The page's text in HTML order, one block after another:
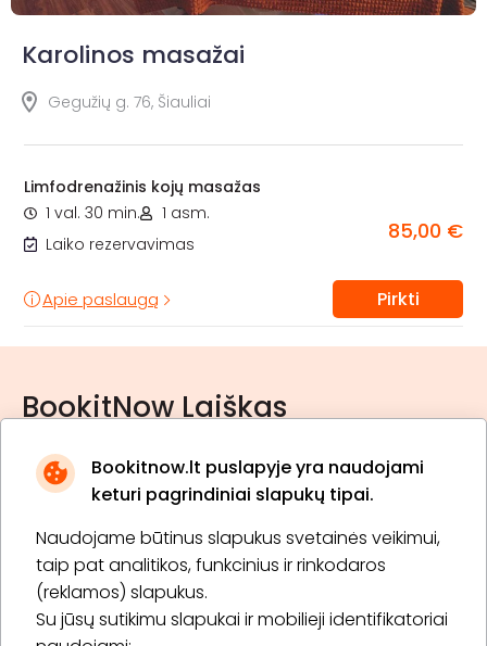
Bookitnow.lt puslapyje yra naudojami
keturi pagrindiniai slapukų tipai.
Naudojame būtinus slapukus svetainės veikimui,
taip pat analitikos, funkcinius ir rinkodaros
(reklamos) slapukus.
Su jūsų sutikimu slapukai ir mobilieji identifikatoriai
Karolinos masažai
Gegužių g. 76, Šiauliai
Limfodrenažinis kojų masažas
1 val. 30 min.
1 asm.
Laiko rezervavimas
85,00 €
Apie paslaugą Pirkti
BookitNow Laiškas
* Susipažinau su privatumo politika
Prenumeruoti